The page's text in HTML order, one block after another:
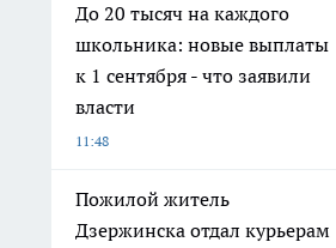
До 20 тысяч на каждого
школьника: новые выплаты
к 1 сентября - что заявили
власти
11:48
Пожилой житель
Дзержинска отдал курьерам